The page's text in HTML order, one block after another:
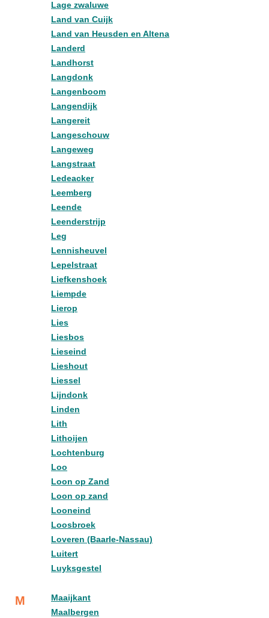
Lage zwaluwe
Land van Cuijk
Land van Heusden en Altena
Landerd
Landhorst
Langdonk
Langenboom
Langendijk
Langereit
Langeschouw
Langeweg
Langstraat
Ledeacker
Leemberg
Leende
Leenderstrijp
Leg
Lennisheuvel
Lepelstraat
Liefkenshoek
Liempde
Lierop
Lies
Liesbos
Lieseind
Lieshout
Liessel
Lijndonk
Linden
Lith
Lithoijen
Lochtenburg
Loo
Loon op Zand
Loon op zand
Looneind
Loosbroek
Loveren (Baarle-Nassau)
Luitert
Luyksgestel
M
Maaijkant
Maalbergen